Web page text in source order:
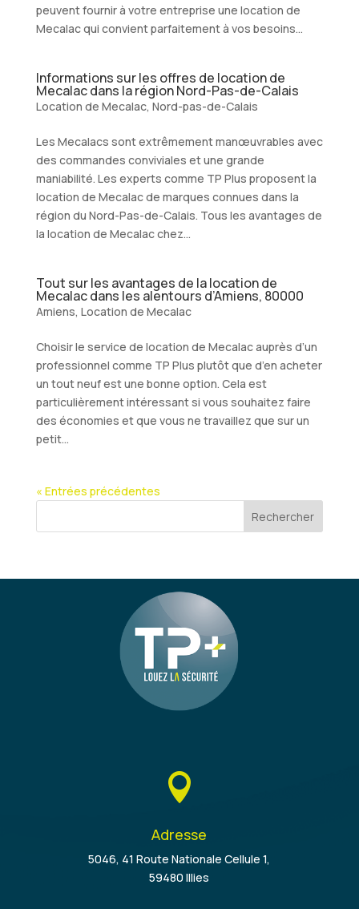
peuvent fournir à votre entreprise une location de
Mecalac qui convient parfaitement à vos besoins...
Informations sur les offres de location de
Mecalac dans la région Nord-Pas-de-Calais
Location de Mecalac, Nord-pas-de-Calais
Les Mecalacs sont extrêmement manœuvrables avec
des commandes conviviales et une grande
maniabilité. Les experts comme TP Plus proposent la
location de Mecalac de marques connues dans la
région du Nord-Pas-de-Calais. Tous les avantages de
la location de Mecalac chez...
Tout sur les avantages de la location de
Mecalac dans les alentours d’Amiens, 80000
Amiens, Location de Mecalac
Choisir le service de location de Mecalac auprès d’un
professionnel comme TP Plus plutôt que d’en acheter
un tout neuf est une bonne option. Cela est
particulièrement intéressant si vous souhaitez faire
des économies et que vous ne travaillez que sur un
petit...
« Entrées précédentes

Adresse
5046, 41 Route Nationale Cellule 1,
59480 Illies